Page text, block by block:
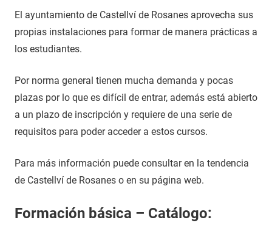
El ayuntamiento de Castellví de Rosanes aprovecha sus
propias instalaciones para formar de manera prácticas a
los estudiantes.
Por norma general tienen mucha demanda y pocas
plazas por lo que es difícil de entrar, además está abierto
a un plazo de inscripción y requiere de una serie de
requisitos para poder acceder a estos cursos.
Para más información puede consultar en la tendencia
de Castellví de Rosanes o en su página web.
Formación básica – Catálogo: